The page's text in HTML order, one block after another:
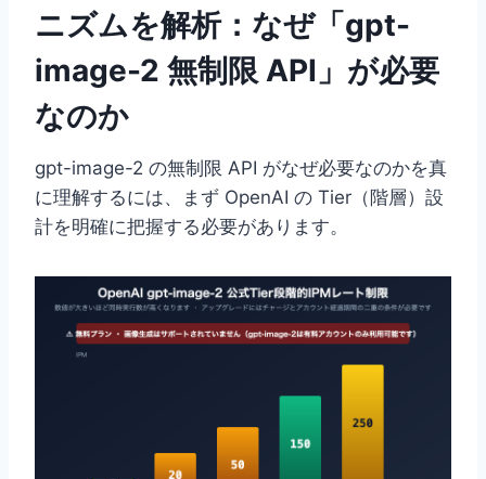
ニズムを解析：なぜ「gpt-
image-2 無制限 API」が必要
なのか
gpt-image-2 の無制限 API がなぜ必要なのかを真
に理解するには、まず OpenAI の Tier（階層）設
計を明確に把握する必要があります。